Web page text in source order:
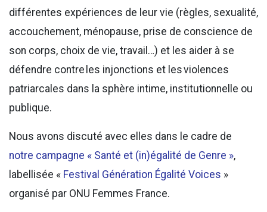
différentes expériences de leur vie (règles, sexualité,
accouchement, ménopause, prise de conscience de
son corps, choix de vie, travail…) et les aider à se
défendre contre les injonctions et les violences
patriarcales dans la sphère intime, institutionnelle ou
publique.
Nous avons discuté avec elles dans le cadre de
notre campagne « Santé et (in)égalité de Genre »,
labellisée « Festival Génération Égalité Voices »
organisé par ONU Femmes France.